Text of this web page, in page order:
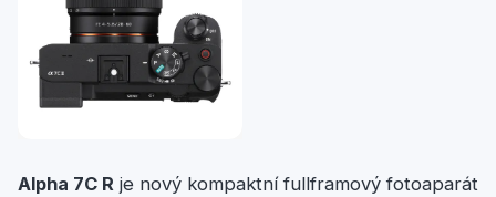
Alpha 7C R je nový kompaktní fullframový fotoaparát